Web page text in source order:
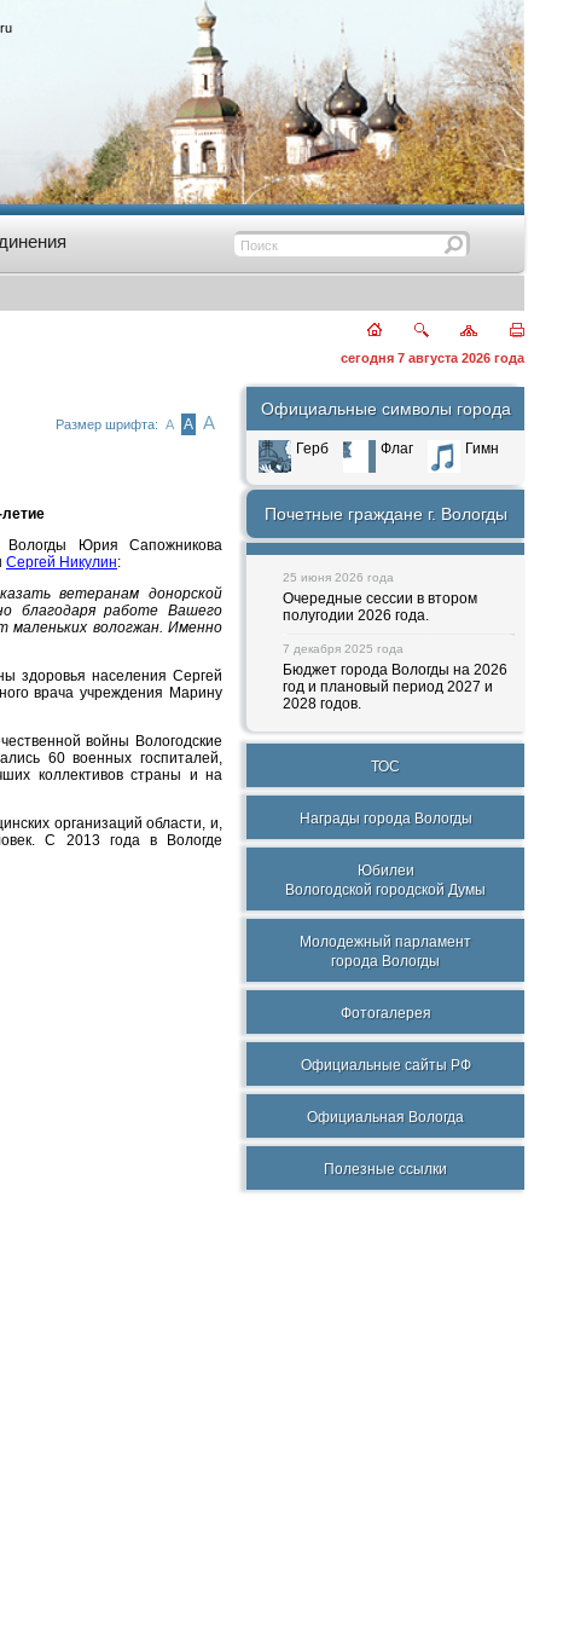
сегодня 7 августа 2026 года
Размер шрифта: А А А
Вологды Юрия Сапожникова
Сергей Никулин:
ветеранам донорской
благодаря работе Вашего
маленьких вологжан. Именно
здоровья населения Сергей
врача учреждения Марину
войны Вологодские
60 военных госпиталей,
коллективов страны и на
организаций области, и,
С 2013 года в Вологде
Официальные символы города
Герб Флаг Гимн
Почетные граждане г. Вологды
25 июня 2026 года
Очередные сессии в втором
полугодии 2026 года.
7 декабря 2025 года
Бюджет города Вологды на 2026
год и плановый период 2027 и
2028 годов.
ТОС
Награды города Вологды
Юбилеи
Вологодской городской Думы
Молодежный парламент
города Вологды
Фотогалерея
Официальные сайты РФ
Официальная Вологда
Полезные ссылки